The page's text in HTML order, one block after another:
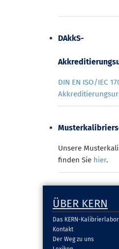
DAkkS-
DIN EN ISO/IEC
Unsere
finden Sie hier.
ÜBER KERN
Das KERN-Kalibrierlabor
Kontakt
Der Weg zu uns